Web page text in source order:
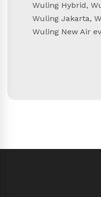
Wuling Hybrid,
Wuling Jakarta,
Wuling New Air ev